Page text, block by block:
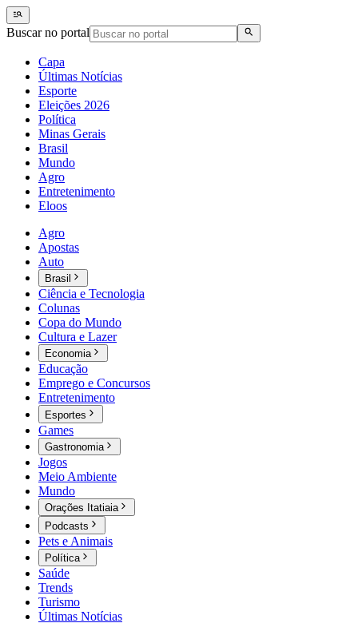
Buscar no portal
Capa
Últimas Notícias
Esporte
Eleições 2026
Política
Minas Gerais
Brasil
Mundo
Agro
Entretenimento
Eloos
Agro
Apostas
Auto
Brasil
Ciência e Tecnologia
Colunas
Copa do Mundo
Cultura e Lazer
Economia
Educação
Emprego e Concursos
Entretenimento
Esportes
Games
Gastronomia
Jogos
Meio Ambiente
Mundo
Orações Itatiaia
Podcasts
Pets e Animais
Política
Saúde
Trends
Turismo
Últimas Notícias